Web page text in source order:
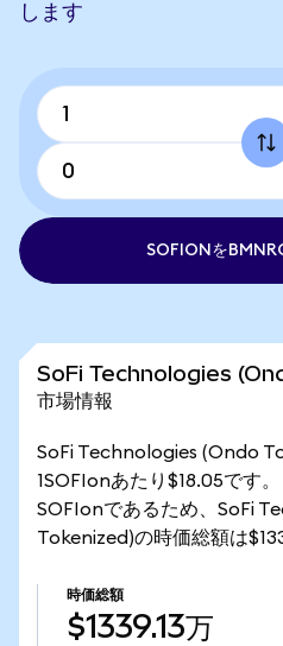
します
SOFIONを
SoFi Technologies
市場情報
SoFi Technologies (Ondo
1SOFIonあたり$18.05です
SOFIonであるため、SoFi
Tokenized)の時価総額は
時価総額
$1339.13万